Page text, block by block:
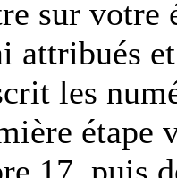
sur votre
attribués
les
étape